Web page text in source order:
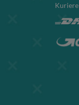
Kuriere